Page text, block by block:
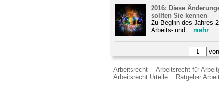
2016: Diese
sollten Sie kennen
Zu Beginn des Jahres
Arbeits- und... mehr
Arbeitsrecht
Arbeitsrecht für
Arbeitsrecht Urteile
Ratgeber